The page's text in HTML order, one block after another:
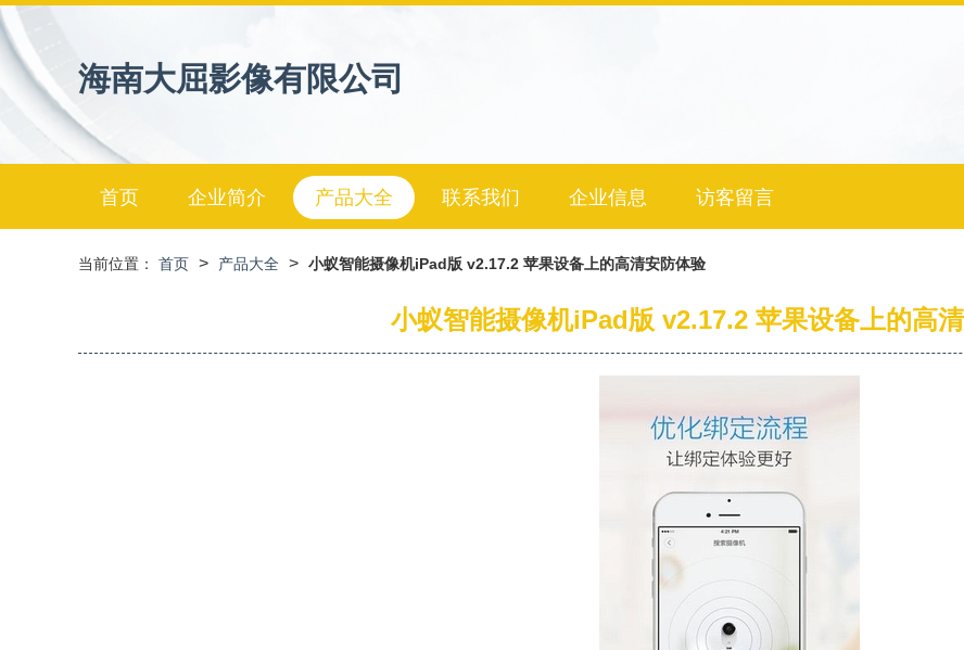
海南大屈影像有限公司
首页 企业简介 产品大全 联系我们 企业信息 访客留言
当前位置： 首页 > 产品大全 > 小蚁智能摄像机iPad版 v2.17.2 苹果设备上的高清安防体验
小蚁智能摄像机iPad版 v2.17.2 苹果设备上的高